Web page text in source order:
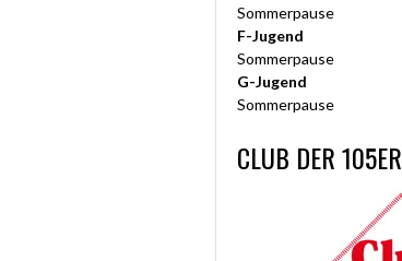
Sommerpause
F-Jugend
Sommerpause
G-Jugend
Sommerpause
CLUB DER 105ER